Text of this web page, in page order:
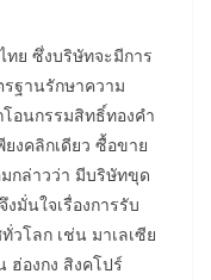
ทย ซึ่งบริษัทจะมีการ
ฐานรักษาความ
อนกรรมสิทธิ์ทองคำ
งคลิกเดียว ซื้อขาย
กล่าวว่า มีบริษัทขุด
มั่นใจเรื่องการรับ
วโลก เช่น มาเลเซีย
ฮ่องกง สิงคโปร์